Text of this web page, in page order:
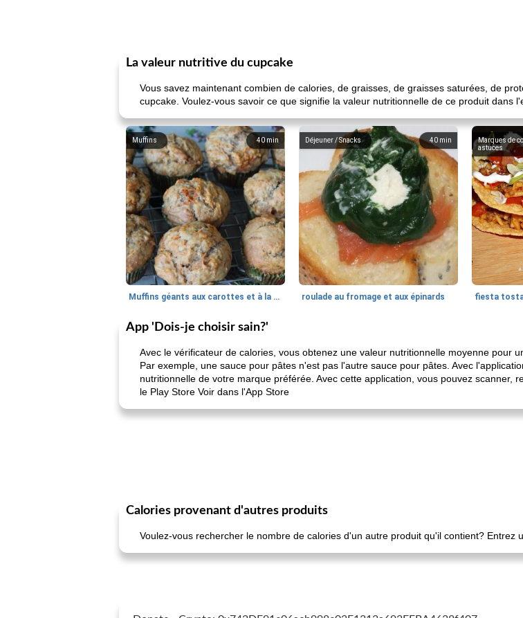
La valeur nutritive du cupcake
Vous savez maintenant combien de calories, de graisses, de graisses saturées, de
cupcake. Voulez-vous savoir ce que signifie la valeur nutritionnelle de ce produit dans
40 min
Muffins
Muffins géants aux carottes et à la banane de Nif
40 min
Déjeuner / Snacks
roulade au fromage et aux épinards
Marques de
astuces
fiesta
App 'Dois-je choisir sain?'
Avec le vérificateur de calories, vous obtenez une valeur nutritionnelle moyenne pour
Par exemple, une sauce pour pâtes n'est pas l'autre sauce pour pâtes. Avec
nutritionnelle de votre marque préférée. Avec cette application, vous pouvez scanner,
le Play Store Voir dans l'App Store
Calories provenant d'autres produits
Voulez-vous rechercher le nombre de calories d'un autre produit qu'il contient? Entrez